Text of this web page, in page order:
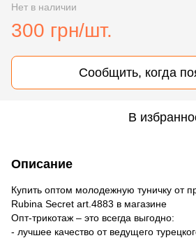
Нет в наличии
300 грн/шт.
Сообщить, когда
В
Описание
Купить оптом молодежную туничку от
Rubina Secret art.4883 в магазине
Опт-трикотаж – это всегда выгодно:
- лучшее качество от ведущего